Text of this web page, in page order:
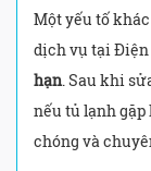
Một yếu tố
dịch vụ tại Điện
hạn. Sau khi
nếu tủ lạnh
chóng và